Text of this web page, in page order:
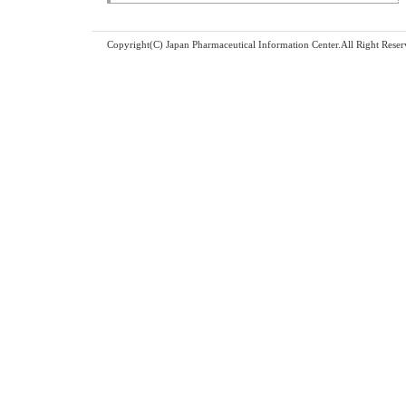
Copyright(C) Japan Pharmaceutical Information Center.All Right